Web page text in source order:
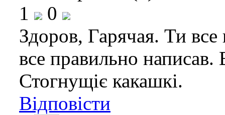
1
0
Здоров, Гарячая. Ти все
все правильно
Стогнущіє какашкі.
Відповісти